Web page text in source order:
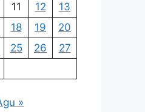
11 12
13
18 19
20
25 26
27
»